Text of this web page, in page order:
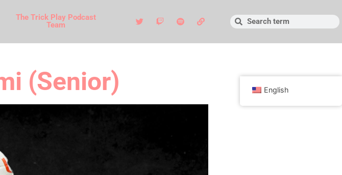
The Trick Play Podcast
Team
(Senior) English